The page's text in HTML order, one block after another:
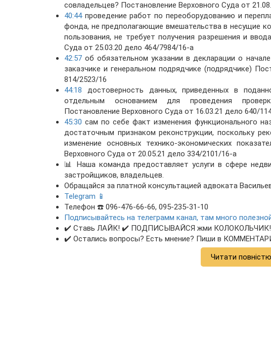
совладельцев? Постановление Верховного Суда от
40:44проведение работ по переоборудованию и
фонда, не предполагающие вмешательства в несущие
пользования, не требует получения разрешения и
Суда от 25.03.20 дело 464/7984/16-а
42:57 об обязательном указании в декларации о
заказчике и генеральном подрядчике (подрядчике)
814/2523/16
44:18 достоверность данных, приведенных в
отдельным основанием для проведения
Постановление Верховного Суда от 16.03.21 дело 640/
45:30 сам по себе факт изменения функционального
достаточным признаком реконструкции, поскольку
изменение основных технико-экономических
Верховного Суда от 20.05.21 дело 334/2101/16-а
📊 Наша команда предоставляет услуги в сфере
застройщиков, владельцев.
Обращайся за платной консультацией адвоката
Telegram 📱
Телефон ☎️ 096-476-66-66, 095-235-31-10
Подписывайтесь на телеграмм канал, там много
✔️ Ставь ЛАЙК! ✔️ ПОДПИСЫВАЙСЯ жми КОЛОКОЛЬЧИК! –
✔️ Остались вопросы? Есть мнение? Пиши в
Читати повністю